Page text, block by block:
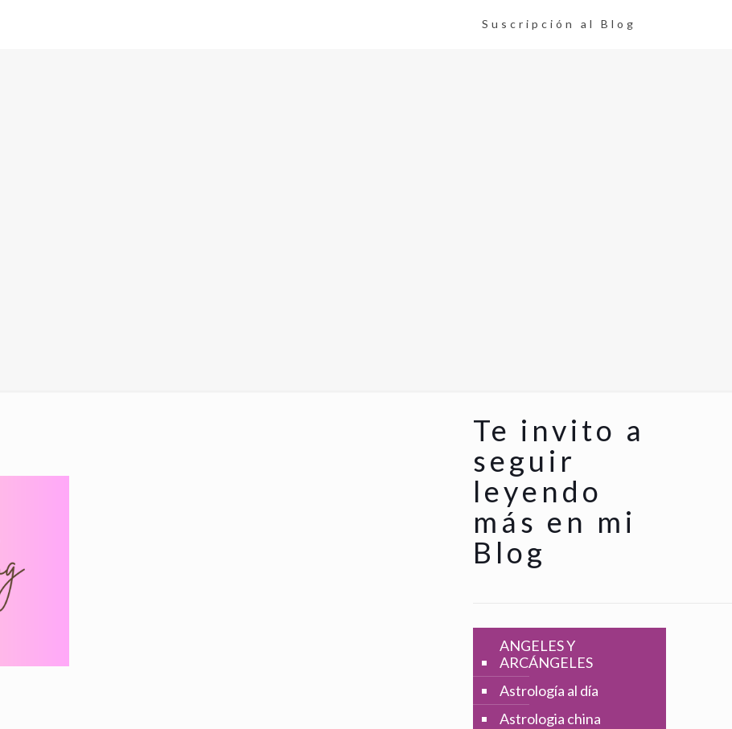
Suscripción al Blog
Te invito a
seguir
leyendo
más en mi
Blog
ANGELES Y
ARCÁNGELES
Astrología al día
Astrologia china